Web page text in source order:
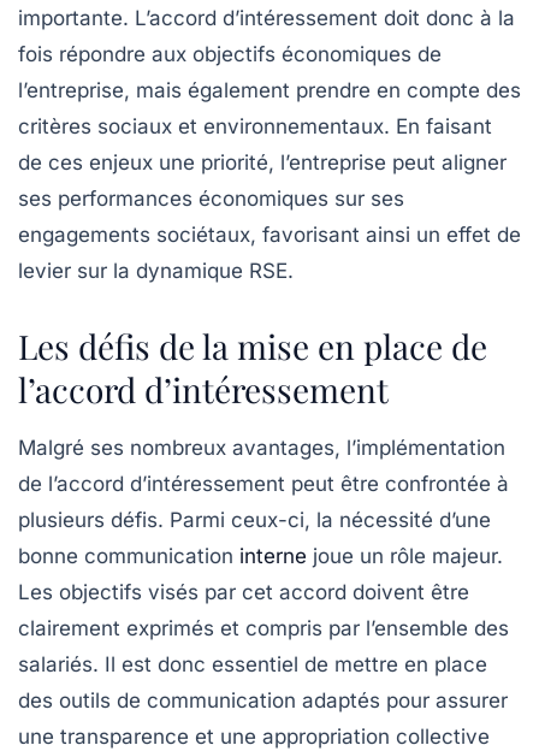
importante. L’accord d’intéressement doit donc à la
fois répondre aux objectifs économiques de
l’entreprise, mais également prendre en compte des
critères sociaux et environnementaux. En faisant
de ces enjeux une priorité, l’entreprise peut aligner
ses performances économiques sur ses
engagements sociétaux, favorisant ainsi un effet de
levier sur la dynamique RSE.
Les défis de la mise en place de
l’accord d’intéressement
Malgré ses nombreux avantages, l’implémentation
de l’accord d’intéressement peut être confrontée à
plusieurs défis. Parmi ceux-ci, la nécessité d’une
bonne communication interne joue un rôle majeur.
Les objectifs visés par cet accord doivent être
clairement exprimés et compris par l’ensemble des
salariés. Il est donc essentiel de mettre en place
des outils de communication adaptés pour assurer
une transparence et une appropriation collective